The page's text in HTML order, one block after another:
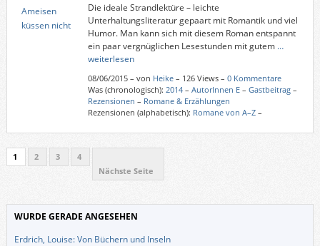
Die ideale Strandlektüre – leichte
Unterhaltungsliteratur gepaart mit Romantik und viel
Humor. Man kann sich mit diesem Roman entspannt
ein paar vergnüglichen Lesestunden mit gutem …
weiterlesen
08/06/2015– von Heike– 126 Views – 0 Kommentare
Was (chronologisch): 2014– AutorInnen E– Gastbeitrag–
Rezensionen – Romane & Erzählungen
Rezensionen (alphabetisch): Romane von A–Z–
1 2 3
4
Nächste Seite
WURDE GERADE ANGESEHEN
Erdrich, Louise: Von Büchern und Inseln